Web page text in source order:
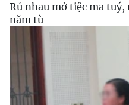
Rủ nhau mở tiệc ma
năm tù